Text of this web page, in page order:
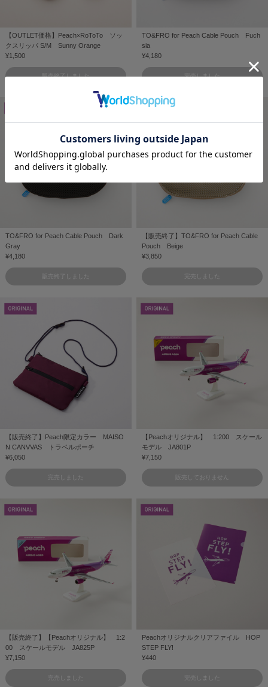
【OUTLET価格】Peach×RoToTo ソッ
クスリッパ S/M Sunny Orange
¥1,500
販売終了しました
TO&FRO for Peach Cable Pouch Fuch
sia
¥4,180
完売しました
TO&FRO for Peach Cable Pouch Dark
Gray
¥4,180
販売終了しました
【販売終了】TO&FRO for Peach Cable
Pouch Beige
¥3,850
完売しました
【販売終了】Peach限定カラー MAISO
N CANVVAS トラベルポーチ
¥6,050
完売しました
【Peachオリジナル】 1:200 スケール
モデル JA801P
¥7,150
販売しておりません
【販売終了】【Peachオリジナル】 1:2
00 スケールモデル JA825P
¥7,150
完売しました
Peachオリジナルクリアファイル HOP
STEP FLY!
¥440
完売しました